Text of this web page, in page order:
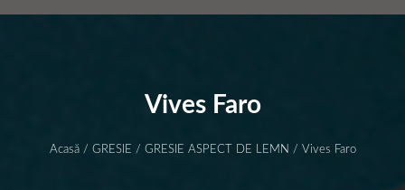
Vives Faro
Acasă/ GRESIE / GRESIE ASPECT DE LEMN / Vives Faro